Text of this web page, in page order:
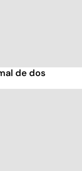
de dos